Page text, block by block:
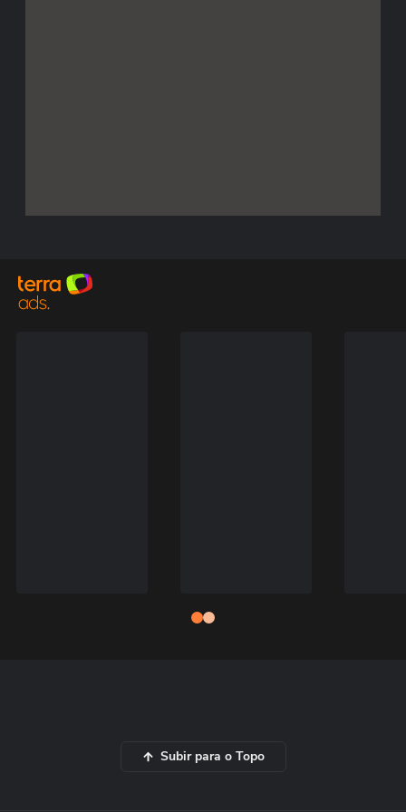
Subir para o Topo